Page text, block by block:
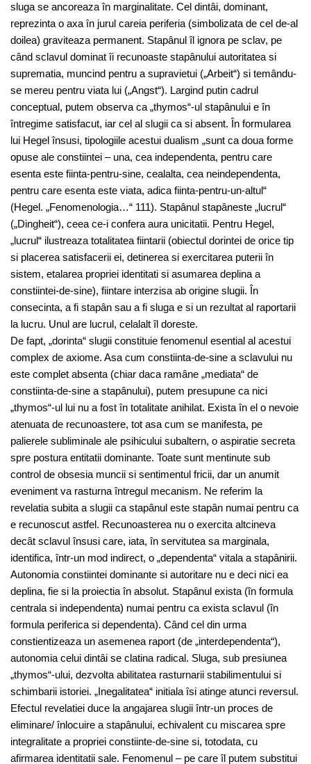
sluga se ancoreaza în marginalitate. Cel dintâi, dominant,
reprezinta o axa în jurul careia periferia (simbolizata de cel de-al
doilea) graviteaza permanent. Stapânul îl ignora pe sclav, pe
când sclavul dominat îi recunoaste stapânului autoritatea si
suprematia, muncind pentru a supravietui („Arbeit“) si temându-
se mereu pentru viata lui („Angst“). Largind putin cadrul
conceptual, putem observa ca „thymos“-ul stapânului e în
întregime satisfacut, iar cel al slugii ca si absent. În formularea
lui Hegel însusi, tipologiile acestui dualism „sunt ca doua forme
opuse ale constiintei – una, cea independenta, pentru care
esenta este fiinta-pentru-sine, cealalta, cea neindependenta,
pentru care esenta este viata, adica fiinta-pentru-un-altul“
(Hegel. „Fenomenologia…“ 111). Stapânul stapâneste „lucrul“
(„Dingheit“), ceea ce-i confera aura unicitatii. Pentru Hegel,
„lucrul“ ilustreaza totalitatea fiintarii (obiectul dorintei de orice tip
si placerea satisfacerii ei, detinerea si exercitarea puterii în
sistem, etalarea propriei identitati si asumarea deplina a
constiintei-de-sine), fiintare interzisa ab origine slugii. În
consecinta, a fi stapân sau a fi sluga e si un rezultat al raportarii
la lucru. Unul are lucrul, celalalt îl doreste.
De fapt, „dorinta“ slugii constituie fenomenul esential al acestui
complex de axiome. Asa cum constiinta-de-sine a sclavului nu
este complet absenta (chiar daca ramâne „mediata“ de
constiinta-de-sine a stapânului), putem presupune ca nici
„thymos“-ul lui nu a fost în totalitate anihilat. Exista în el o nevoie
atenuata de recunoastere, tot asa cum se manifesta, pe
palierele subliminale ale psihicului subaltern, o aspiratie secreta
spre postura entitatii dominante. Toate sunt mentinute sub
control de obsesia muncii si sentimentul fricii, dar un anumit
eveniment va rasturna întregul mecanism. Ne referim la
revelatia subita a slugii ca stapânul este stapân numai pentru ca
e recunoscut astfel. Recunoasterea nu o exercita altcineva
decât sclavul însusi care, iata, în servitutea sa marginala,
identifica, într-un mod indirect, o „dependenta“ vitala a stapânirii.
Autonomia constiintei dominante si autoritare nu e deci nici ea
deplina, fie si la proiectia în absolut. Stapânul exista (în formula
centrala si independenta) numai pentru ca exista sclavul (în
formula periferica si dependenta). Când cel din urma
constientizeaza un asemenea raport (de „interdependenta“),
autonomia celui dintâi se clatina radical. Sluga, sub presiunea
„thymos“-ului, dezvolta abilitatea rasturnarii stabilimentului si
schimbarii istoriei. „Inegalitatea“ initiala îsi atinge atunci reversul.
Efectul revelatiei duce la angajarea slugii într-un proces de
eliminare/ înlocuire a stapânului, echivalent cu miscarea spre
integralitate a propriei constiinte-de-sine si, totodata, cu
afirmarea identitatii sale. Fenomenul – pe care îl putem substitui